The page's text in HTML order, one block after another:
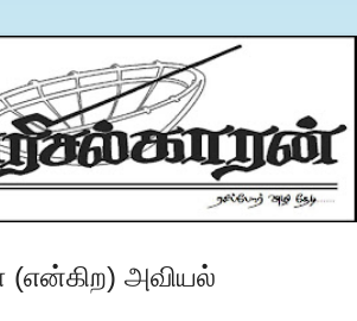
(என்கிற) அவியல்